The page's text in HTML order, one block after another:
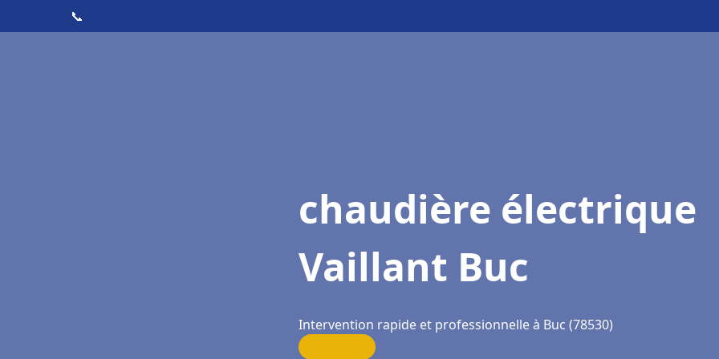
📞
chaudière électrique
Vaillant Buc
Intervention rapide et professionnelle à Buc (78530)